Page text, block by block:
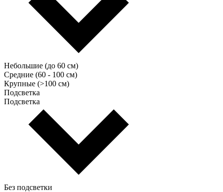
Небольшие (до 60 см)
Средние (60 - 100 см)
Крупные (>100 см)
Подсветка
Подсветка
Без подсветки